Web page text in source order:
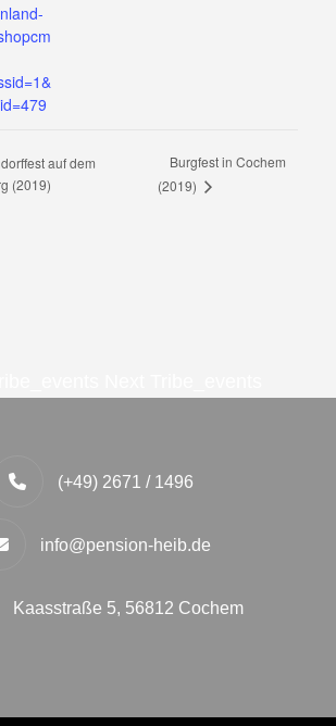
auf dem
(2019)
Burgfest in Cochem
(2019)
(+49) 2671 / 1496
info@pension-heib.de
Kaasstraße 5, 56812 Cochem